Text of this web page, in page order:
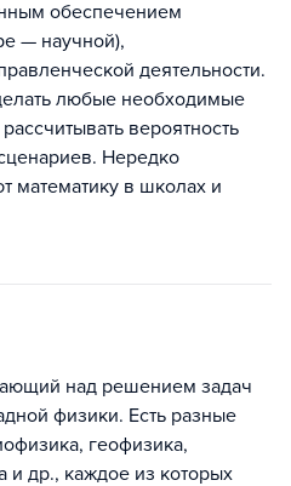
обеспечением
— научной),
деятельности.
любые необходимые
вероятность
Нередко
математику в школах и
над решением задач
физики. Есть разные
геофизика,
и др., каждое из которых